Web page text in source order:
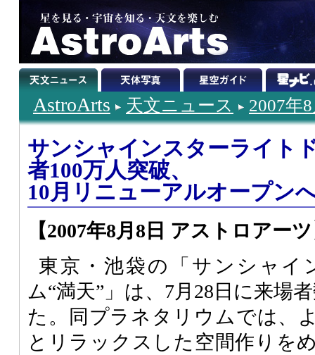
AstroArts 天文ニュース 2007年
サンシャインスターライト
者100万人突破、
10月リニューアルオープン
【2007年8月8日 アストロアー
東京・池袋の「サンシャイ
ム“満天”」は、7月28日に来場
た。同プラネタリウムでは、
とリラックスした空間作りを